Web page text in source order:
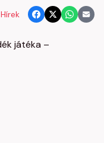
Hírek